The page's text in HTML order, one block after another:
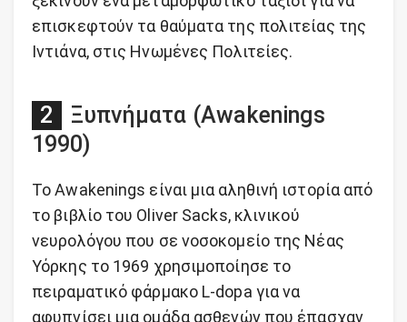
επισκεφτούν τα θαύματα της πολιτείας της
Ιντιάνα, στις Ηνωμένες Πολιτείες.
Ξυπνήματα (Awakenings
1990)
Το Awakenings είναι μια αληθινή ιστορία από
το βιβλίο του Oliver Sacks, κλινικού
νευρολόγου που σε νοσοκομείο της Νέας
Υόρκης το 1969 χρησιμοποίησε το
πειραματικό φάρμακο L-dopa για να
αφυπνίσει μια ομάδα ασθενών που έπασχαν